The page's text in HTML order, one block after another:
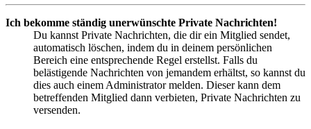
Ich bekomme ständig unerwünschte Private Nachrichten!
Du kannst Private Nachrichten, die dir ein Mitglied sendet,
automatisch löschen, indem du in deinem persönlichen
Bereich eine entsprechende Regel erstellst. Falls du
belästigende Nachrichten von jemandem erhältst, so kannst du
dies auch einem Administrator melden. Dieser kann dem
betreffenden Mitglied dann verbieten, Private Nachrichten zu
versenden.